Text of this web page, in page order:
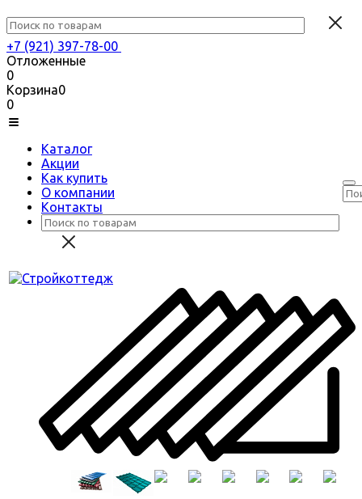
+7 (921) 397-78-00
Отложенные
0
Корзина0
0
Каталог
Акции
Как купить
О компании
Контакты